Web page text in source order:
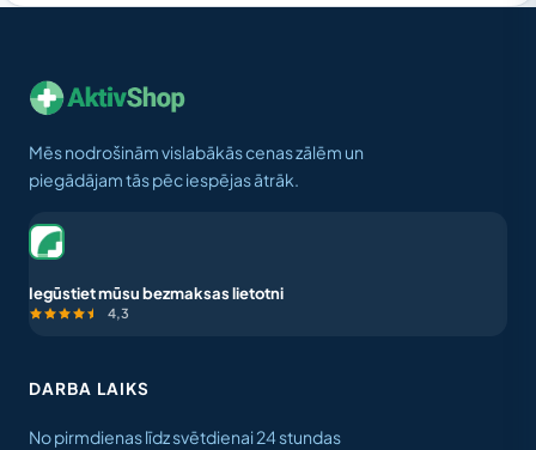
Mēs nodrošinām vislabākās cenas zālēm un
piegādājam tās pēc iespējas ātrāk.
Iegūstiet mūsu bezmaksas lietotni
4,3
DARBA LAIKS
No pirmdienas līdz svētdienai 24 stundas